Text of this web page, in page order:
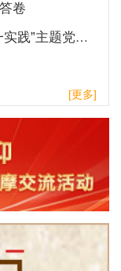
卷
党日，请查收！
[更多]